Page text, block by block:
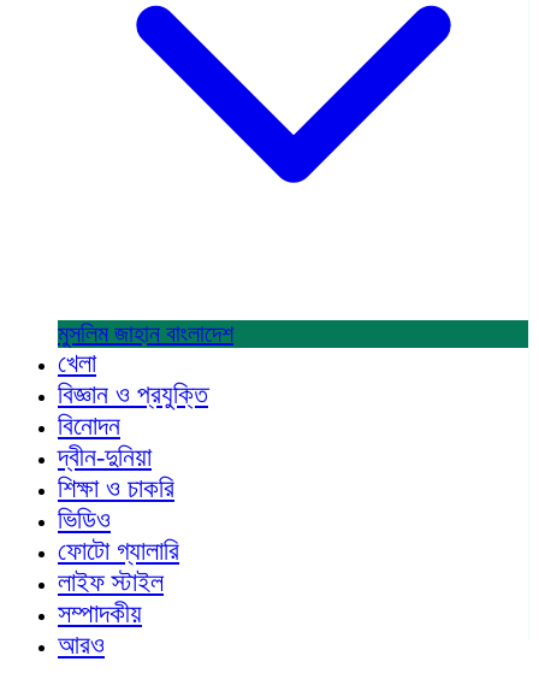
মুসলিম জাহান বাংলাদেশ
খেলা
বিজ্ঞান ও প্রযুক্তি
বিনোদন
দ্বীন-দুনিয়া
শিক্ষা ও চাকরি
ভিডিও
ফোটো গ্যালারি
লাইফ স্টাইল
সম্পাদকীয়
আরও